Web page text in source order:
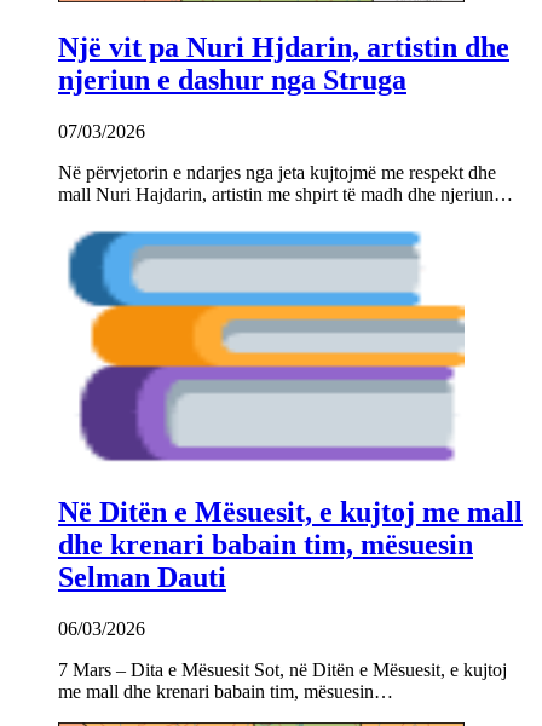
Një vit pa Nuri Hjdarin, artistin dhe
njeriun e dashur nga Struga
07/03/2026
Në përvjetorin e ndarjes nga jeta kujtojmë me respekt dhe
mall Nuri Hajdarin, artistin me shpirt të madh dhe njeriun…
Në Ditën e Mësuesit, e kujtoj me mall
dhe krenari babain tim, mësuesin
Selman Dauti
06/03/2026
7 Mars – Dita e Mësuesit Sot, në Ditën e Mësuesit, e kujtoj
me mall dhe krenari babain tim, mësuesin…